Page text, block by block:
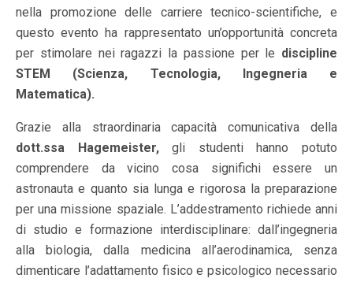
nella promozione delle carriere tecnico-scientifiche, e
questo evento ha rappresentato un’opportunità concreta
per stimolare nei ragazzi la passione per le discipline
STEM (Scienza, Tecnologia, Ingegneria e
Matematica).
Grazie alla straordinaria capacità comunicativa della
dott.ssa Hagemeister,gli studenti hanno potuto
comprendere da vicino cosa significhi essere un
astronauta e quanto sia lunga e rigorosa la preparazione
per una missione spaziale. L’addestramento richiede anni
di studio e formazione interdisciplinare: dall’ingegneria
alla biologia, dalla medicina all’aerodinamica, senza
dimenticare l’adattamento fisico e psicologico necessario